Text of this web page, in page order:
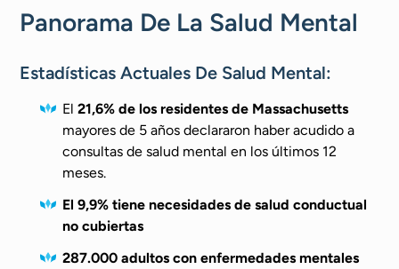
Panorama De La Salud Mental
Estadísticas Actuales De Salud Mental:
El21,6% de los residentes de Massachusetts
mayores de 5 años declararon haber acudido a
consultas de salud mental en los últimos 12
meses.
El 9,9% tiene necesidades de salud conductual
no cubiertas
287.000 adultos con enfermedades mentales